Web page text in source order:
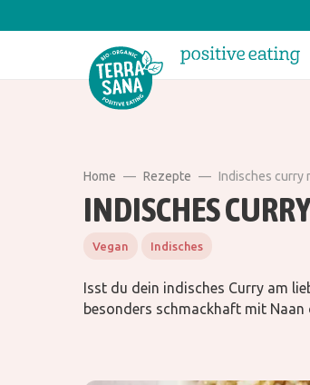
Home Rezepte Indisches curry
INDISCHES
Vegan Indisches
Isst du dein indisches Curry am
besonders schmackhaft mit Naan